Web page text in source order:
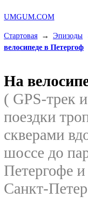
UMGUM.COM
Стартовая → Эпизоды
велосипеде в Петергоф
На
( GPS-трек
поездки
скверами
шоссе до
Петергофе
Санкт-